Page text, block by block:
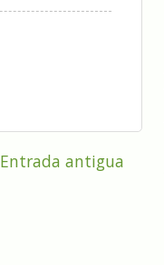
Entrada antigua